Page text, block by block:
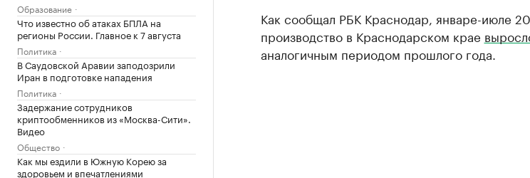
Образование
Что известно об атаках БПЛА на
регионы России. Главное к 7 августа
Политика
В Саудовской Аравии заподозрили
Иран в подготовке нападения
Политика
Задержание сотрудников
криптообменников из «Москва-Сити».
Видео
Общество
Как мы ездили в Южную Корею за
здоровьем и впечатлениями
Как сообщал РБК Краснодар, январе-июле
производство в Краснодарском крае
аналогичным периодом прошлого года.